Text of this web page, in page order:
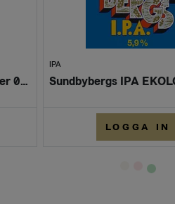
Perikles Non-Alcoholic Pilsner 0,5% (Burk 330ml)
IPA
LOGGA IN